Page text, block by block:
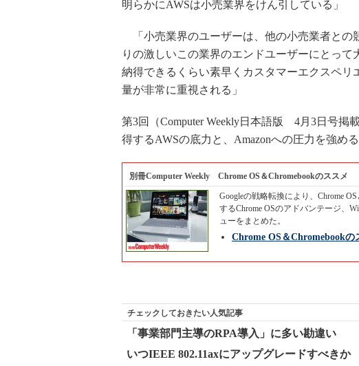
明らかにAWSは小売業界をけん引している」
「小売業界のユーザーは、他の小売業者との
りの激しいこの業界のエンドユーザーにとっ
納得できるくらい素早くカスタマーエクスペ
量が非常に重視される」
第3回（Computer Weekly日本語版 4月3日号掲
得するAWSの底力と、Amazonへの圧力を強め
別冊Computer Weekly Chrome OS＆Chromebookのススメ
Googleの戦略転換により、Chrome
するChrome OSのアドバンテージ、
ューをまとめた。
Chrome OS＆Chromebookの
チェックしておきたい人気記事
「事業部門主導のRPA導入」に多い勘違い
いつIEEE 802.11axにアップグレードすべきか